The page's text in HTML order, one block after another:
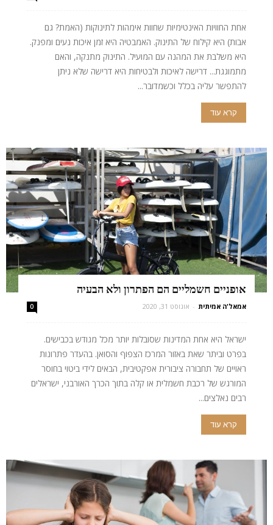
אחת החוויות האינטימיות שחוות אימהות לתינוקות (האמת? גם
אבות) היא קילוח של התינוק. האמבטיה היא זמן איכות נעים ומפנק.
היא משלבת את המהנה עם המועיל. התינוק מתנקה, והאם
מתמוגגת... דרישה לאיכות ולבטיחות היא דרישה שלא ניתן
להתפשר עליה בכלל וכשמדובר...
קרא עוד
אופניים חשמליים הם הפתרון ולא הבעיה
אמאל'ה אמיתית - אוגוסט 31, 2020 0
ישראל היא אחת המדינות שסובלות יותר מכל מגודש בכבישים.
בפרט וביתר שאת באזור המרכז הצפוף והסואן. בהעדר פתרונות
ראויים של תחבורה ציבורית אפקטיבית, הבאים לידי ביטוי בחוסר
המורגש של רכבת חשמלית או קלה בתוך הכרך האורבני, ישראלים
רבים נאלצים...
קרא עוד